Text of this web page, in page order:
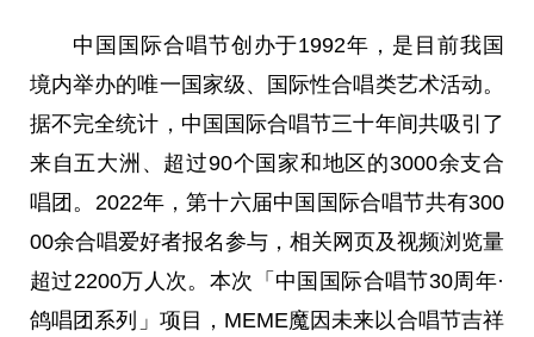
中国 国际合唱节创办于1992年，是目前我国
境内举办的唯一国家级、国际性合唱类艺术活动。
据不完全统计， 中国 国际合唱节三十年间共吸引了
来自五大洲、超过90个国家和地区的3000余支合
唱团。2022年，第十六届中国 国际合唱节共有300
00余合唱爱好者报名参与，相关网页及视频浏览量
超过2200万人次。本次「 中国 国际合唱节30周年·
鸽唱团系列」项目，MEME魔因未来以合唱节吉祥